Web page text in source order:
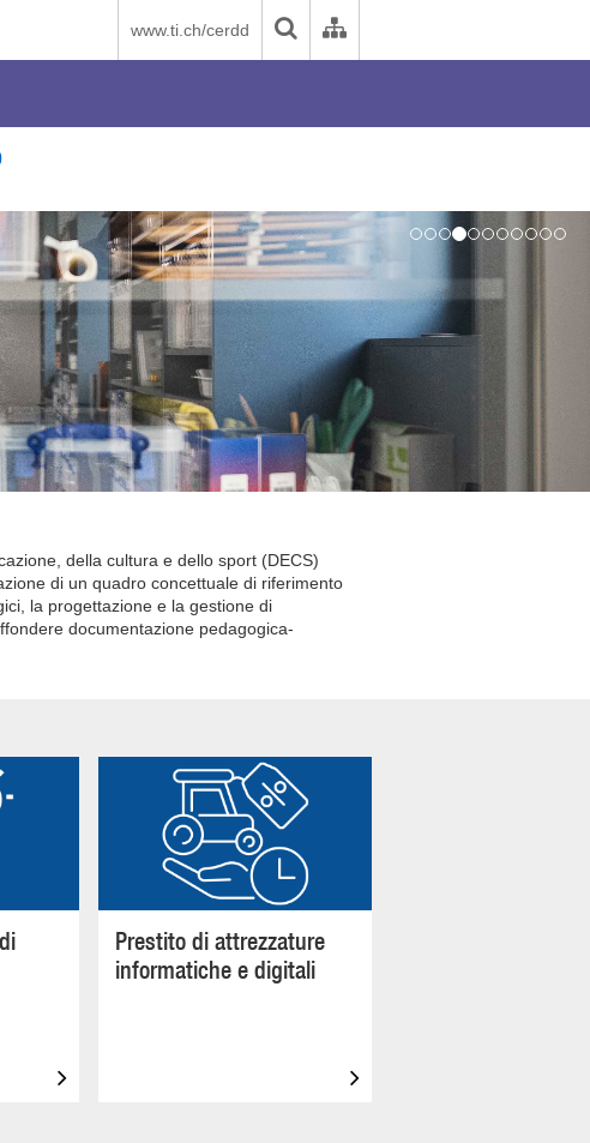
www.ti.ch/cerdd
Next
della cultura e dello sport (DECS)
di un quadro concettuale di riferimento
la progettazione e la gestione di
documentazione pedagogica-
Prestito di attrezzature
informatiche e digitali